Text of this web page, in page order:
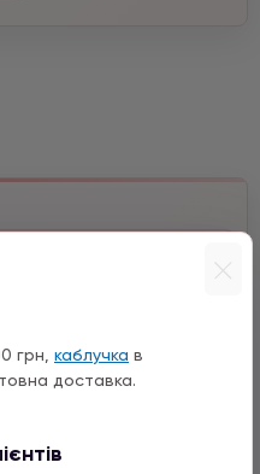
грн, каблучка в
доставка.